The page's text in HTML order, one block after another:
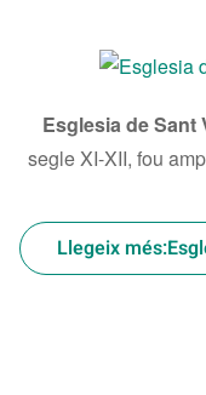
Esglesia de
segle XI-XII, fou
Llegeix